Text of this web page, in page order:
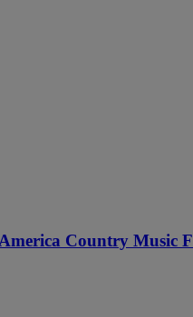
America Country Music